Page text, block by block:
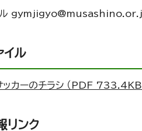
ル
イル
カーのチラシ （PDF 733.4KB
リンク